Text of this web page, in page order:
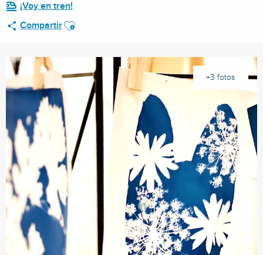
¡Voy en tren!
CompartirAjouter aux favoris
+3 fotos